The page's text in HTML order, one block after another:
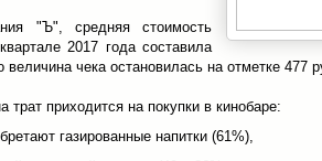
"Ъ", средняя стоимость
2017 года составила
величина чека остановилась на отметке 477
трат приходится на покупки в кинобаре:
газированные напитки (61%),